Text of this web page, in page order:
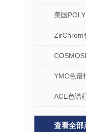
美国
ZirChrom
YMC色谱
ACE色谱
查看全部